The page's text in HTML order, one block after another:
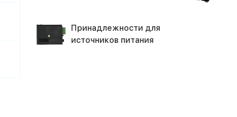
Принадлежности для
источников питания